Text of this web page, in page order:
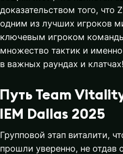
доказательством того, что
одним из лучших игроков
ключевым игроком
множество тактик и
в важных раундах и клатчах!
Путь Team
IEM Dallas 2025
Групповой этап виталити,
прошли уверенно, не отдав